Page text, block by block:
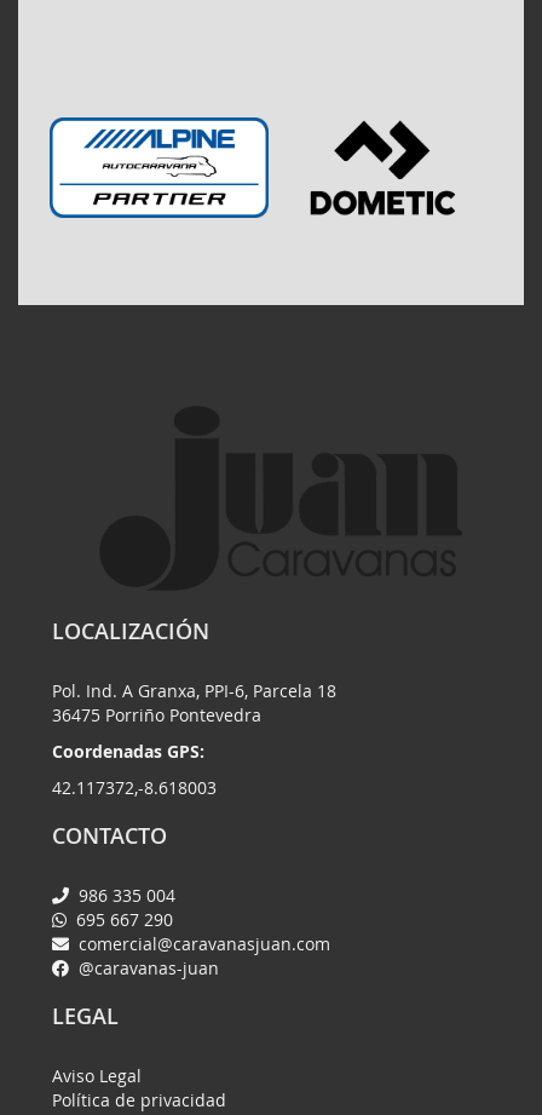
LOCALIZACIÓN
Pol. Ind. A Granxa, PPI-6, Parcela 18
36475 Porriño Pontevedra
Coordenadas GPS:
42.117372,-8.618003
CONTACTO
986 335 004
695 667 290
comercial@caravanasjuan.com
@caravanas-juan
LEGAL
Aviso Legal
Política de privacidad